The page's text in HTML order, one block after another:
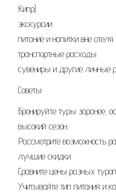
Кипр)
экскурсии
питание и напитки вне отеля
транспортные расходы
сувениры и другие личные
Советы:
Бронируйте туры заранее,
высокий сезон.
Рассмотрите возможность
лучшие скидки.
Сравните цены разных
Учитывайте тип питания и